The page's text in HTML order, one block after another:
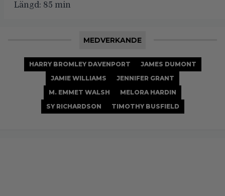
Längd: 85 min
MEDVERKANDE
HARRY BROMLEY DAVENPORT
JAMES DUMONT
JAMIE WILLIAMS
JENNIFER GRANT
M. EMMET WALSH
MELORA HARDIN
SY RICHARDSON
TIMOTHY BUSFIELD